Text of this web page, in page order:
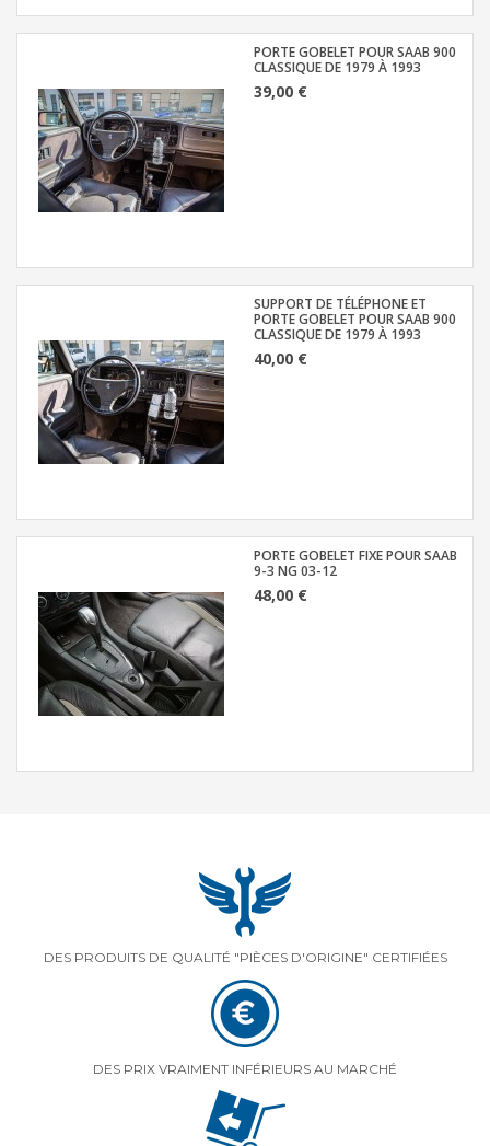
PORTE GOBELET POUR SAAB 900
CLASSIQUE DE 1979 À 1993
39,00 €
SUPPORT DE TÉLÉPHONE ET
PORTE GOBELET POUR SAAB 900
CLASSIQUE DE 1979 À 1993
40,00 €
PORTE GOBELET FIXE POUR SAAB
9-3 NG 03-12
48,00 €
DES PRODUITS DE QUALITÉ "PIÈCES D'ORIGINE" CERTIFIÉES
DES PRIX VRAIMENT INFÉRIEURS AU MARCHÉ